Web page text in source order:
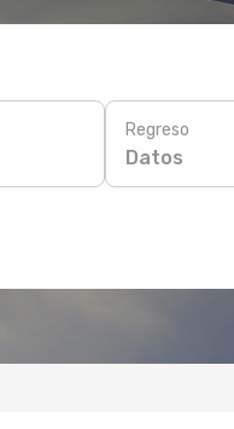
Regreso
Datos